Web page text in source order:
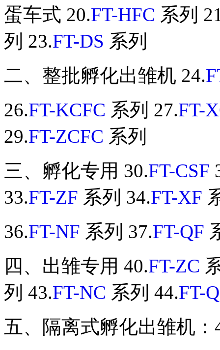
蛋车式 20.FT-HFC 系列
列 23.FT-DS 系列
二、整批孵化出雏机 24.
26.FT-KCFC 系列 27.FT-
29.FT-ZCFC 系列
三、孵化专用 30.FT-CSF
33.FT-ZF 系列 34.FT-XF
36.FT-NF 系列 37.FT-QF
四、出雏专用 40.FT-ZC
列 43.FT-NC 系列 44.FT-
五、隔离式孵化出雏机：